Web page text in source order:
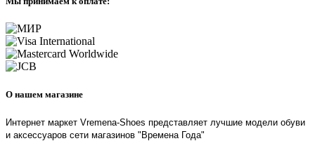
О нашем магазине
Интернет маркет Vremena-Shoes представляет лучшие модели обуви
и аксессуаров сети магазинов "Времена Года"